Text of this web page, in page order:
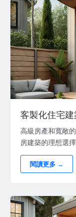
客製化住宅
高級房產和寬敞
房建築的理想選擇
閱讀更多 →